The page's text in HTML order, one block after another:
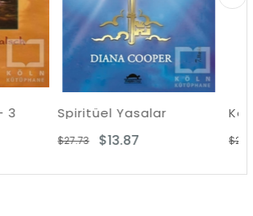
Yasalar
$13.87
Kozmik Hafıza
$14.45